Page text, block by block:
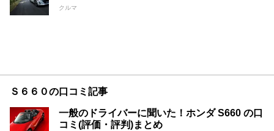
クルマ
Ｓ６６０の口コミ記事
一般のドライバーに聞いた！ホンダ S660 の口
コミ(評価・評判)まとめ